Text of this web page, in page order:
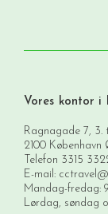
Vores kontor i
Ragnagade 7, 3.
2100 København
Telefon 3315
E-mail:
Mandag-fredag:
Lørdag, søndag